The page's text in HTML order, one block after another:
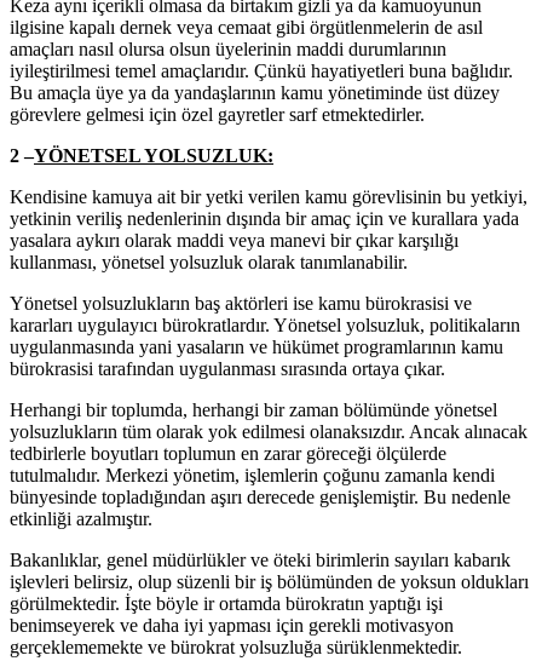
Keza aynı içerikli olmasa da birtakım gizli ya da kamuoyunun
ilgisine kapalı dernek veya cemaat gibi örgütlenmelerin de asıl
amaçları nasıl olursa olsun üyelerinin maddi durumlarının
iyileştirilmesi temel amaçlarıdır. Çünkü hayatiyetleri buna bağlıdır.
Bu amaçla üye ya da yandaşlarının kamu yönetiminde üst düzey
görevlere gelmesi için özel gayretler sarf etmektedirler.
2 –YÖNETSEL YOLSUZLUK:
Kendisine kamuya ait bir yetki verilen kamu görevlisinin bu yetkiyi,
yetkinin veriliş nedenlerinin dışında bir amaç için ve kurallara yada
yasalara aykırı olarak maddi veya manevi bir çıkar karşılığı
kullanması, yönetsel yolsuzluk olarak tanımlanabilir.
Yönetsel yolsuzlukların baş aktörleri ise kamu bürokrasisi ve
kararları uygulayıcı bürokratlardır. Yönetsel yolsuzluk, politikaların
uygulanmasında yani yasaların ve hükümet programlarının kamu
bürokrasisi tarafından uygulanması sırasında ortaya çıkar.
Herhangi bir toplumda, herhangi bir zaman bölümünde yönetsel
yolsuzlukların tüm olarak yok edilmesi olanaksızdır. Ancak alınacak
tedbirlerle boyutları toplumun en zarar göreceği ölçülerde
tutulmalıdır. Merkezi yönetim, işlemlerin çoğunu zamanla kendi
bünyesinde topladığından aşırı derecede genişlemiştir. Bu nedenle
etkinliği azalmıştır.
Bakanlıklar, genel müdürlükler ve öteki birimlerin sayıları kabarık
işlevleri belirsiz, olup süzenli bir iş bölümünden de yoksun oldukları
görülmektedir. İşte böyle ir ortamda bürokratın yaptığı işi
benimseyerek ve daha iyi yapması için gerekli motivasyon
gerçeklememekte ve bürokrat yolsuzluğa sürüklenmektedir.